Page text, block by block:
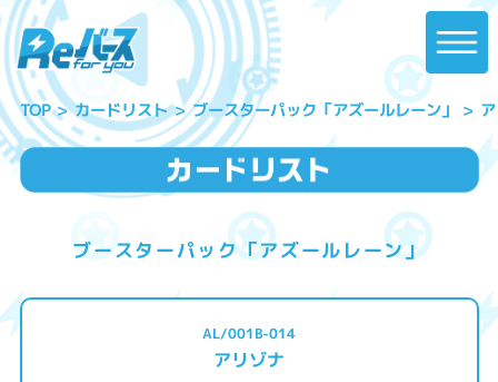
TOP カードリスト ブースターパック「アズールレーン」
ブースターパック「アズールレーン」
AL/001B-014
アリゾナ